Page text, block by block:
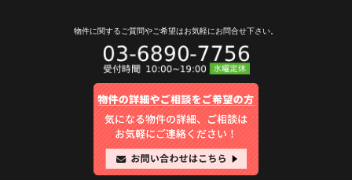
物件に関するご質問やご希望はお気軽にお問合せ下さい。